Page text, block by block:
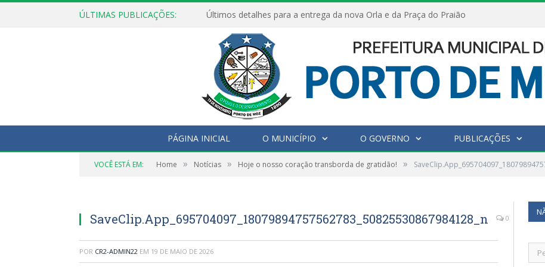
ÚLTIMAS PUBLICAÇÕES: Últimos detalhes para a entrega da nova Orla e da Praça do Praião
PÁGINA INICIAL O MUNICÍPIO O GOVERNO PUBLICAÇÕES
VOCÊ ESTÁ EM: Home » Notícias » Hoje o nosso coração transborda de gratidão! »
SaveClip.App_695704097_18079894757562783_50825530867984128_n 0
POR CR2-ADMIN22 EM 19 DE MAIO DE 2026